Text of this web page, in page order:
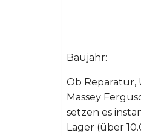
Baujahr:
Ob Reparatur,
Massey
setzen es
Lager (über